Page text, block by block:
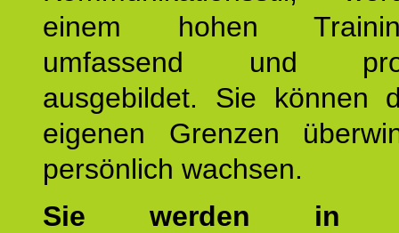
einem hohen
umfassend und
ausgebildet. Sie können
eigenen Grenzen
persönlich wachsen.
Sie werden